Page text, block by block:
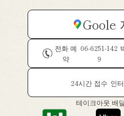
Goole
전화 예
약
06-6251-142
9
24시간 접수 인
테이크아웃 배